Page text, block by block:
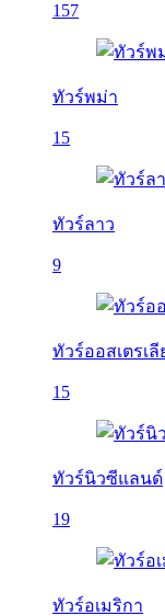
157
ทัวร์พม่า
15
ทัวร์ลาว
9
ทัวร์ออสเตรเลี
15
ทัวร์นิวซีแลนด์
19
ทัวร์อเมริกา